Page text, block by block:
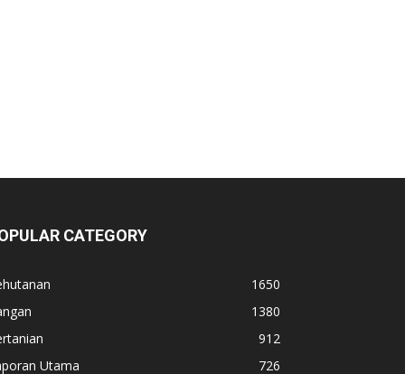
CATEGORY
1650
1380
912
Utama
726